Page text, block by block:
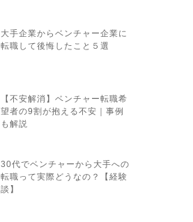
大手企業からベンチャー企業に
転職して後悔したこと５選
【不安解消】ベンチャー転職希
望者の9割が抱える不安｜事例
も解説
30代でベンチャーから大手への
転職って実際どうなの？【経験
談】